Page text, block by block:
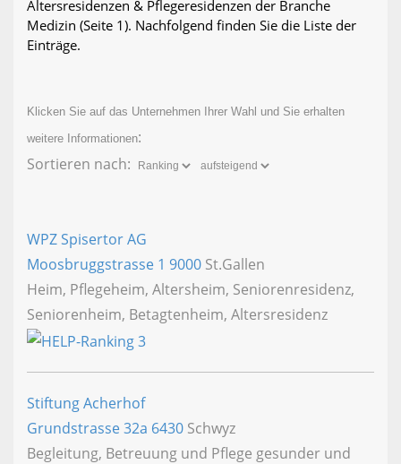
Altersresidenzen & Pflegeresidenzen der Branche
Medizin (Seite 1). Nachfolgend finden Sie die Liste der
Einträge.
Klicken Sie auf das Unternehmen Ihrer Wahl und Sie erhalten
weitere Informationen:
Sortieren nach:
WPZ Spisertor AG
Moosbruggstrasse 1 9000 St.Gallen
Heim, Pflegeheim, Altersheim, Seniorenresidenz,
Seniorenheim, Betagtenheim, Altersresidenz
Stiftung Acherhof
Grundstrasse 32a 6430 Schwyz
Begleitung, Betreuung und Pflege gesunder und